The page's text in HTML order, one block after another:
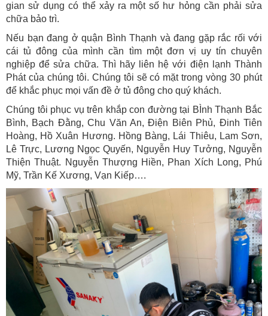
gian sử dụng có thể xảy ra một số hư hỏng cần phải sửa
chữa bảo trì.
Nếu bạn đang ở quận Bình Thạnh và đang gặp rắc rối với
cái tủ đông của mình cần tìm một đơn vị uy tín chuyên
nghiệp để sửa chữa. Thì hãy liên hệ với điện lạnh Thành
Phát của chúng tôi. Chúng tôi sẽ có mặt trong vòng 30 phút
để khắc phục mọi vấn đề ở tủ đông cho quý khách.
Chúng tôi phục vụ trên khắp con đường tại BÌnh Thạnh Bắc
Bình, Bạch Đằng, Chu Văn An, Điện Biên Phủ, Đinh Tiên
Hoàng, Hồ Xuân Hương. Hồng Bàng, Lái Thiêu, Lam Sơn,
Lê Trực, Lương Ngọc Quyến, Nguyễn Huy Tưởng, Nguyễn
Thiện Thuật. Nguyễn Thượng Hiền, Phan Xích Long, Phú
Mỹ, Trần Kế Xương, Vạn Kiếp….